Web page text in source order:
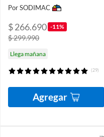
Por SODIMAC
$ 266.690 -11%
$ 299.990
Llega mañana
(29)
Agregar